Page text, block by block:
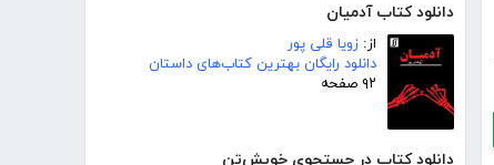
دانلود کتاب آدمیان
از: زویا قلی پور
دانلود رایگان بهترین کتاب‌های داستان
۹۲ صفحه
دانلود کتاب در جستجوی خویش‌تن